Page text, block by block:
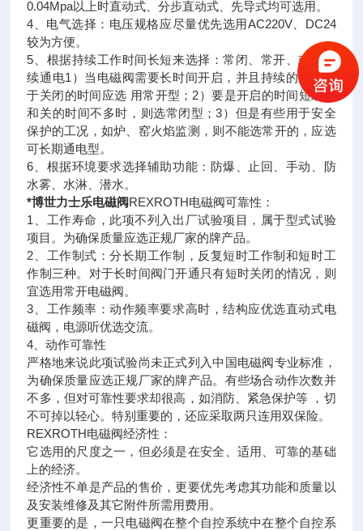
0.04Mpa以上时直动式、分步直动式、先导式均可选用。
4、电气选择：电压规格应尽量优先选用AC220V、DC24
较为方便。
5、根据持续工作时间长短来选择：常闭、常开、或可持
续通电1）当电磁阀需要长时间开启，并且持续的时间多
于关闭的时间应选 用常开型；2）要是开启的时间短或开
和关的时间不多时，则选常闭型；3）但是有些用于安全
保护的工况，如炉、窑火焰监测，则不能选常开的，应选
可长期通电型。
6、根据环境要求选择辅助功能：防爆、止回、手动、防
水雾、水淋、潜水。
*博世力士乐电磁阀REXROTH电磁阀可靠性：
1、工作寿命，此项不列入出厂试验项目，属于型式试验
项目。为确保质量应选正规厂家的牌产品。
2、工作制式：分长期工作制，反复短时工作制和短时工
作制三种。对于长时间阀门开通只有短时关闭的情况，则
宜选用常开电磁阀。
3、工作频率：动作频率要求高时，结构应优选直动式电
磁阀，电源听优选交流。
4、动作可靠性
严格地来说此项试验尚未正式列入中国电磁阀专业标准，
为确保质量应选正规厂家的牌产品。有些场合动作次数并
不多，但对可靠性要求却很高，如消防、紧急保护等 ，切
不可掉以轻心。特别重要的，还应采取两只连用双保险。
REXROTH电磁阀经济性：
它选用的尺度之一，但必须是在安全、适用、可靠的基础
上的经济。
经济性不单是产品的售价，更要优先考虑其功能和质量以
及安装维修及其它附件所需用费用。
更重要的是，一只电磁阀在整个自控系统中在整个自控系